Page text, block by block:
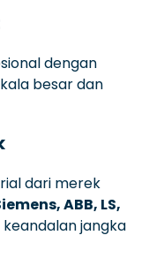
dengan
besar dan
dari merek
ABB, LS,
jangka